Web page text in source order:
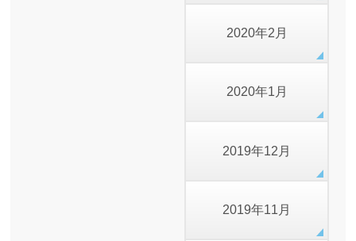
2020年2月
2020年1月
2019年12月
2019年11月